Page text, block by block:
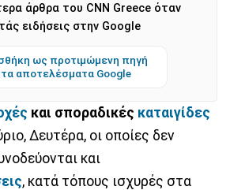
άρθρα του CNN Greece όταν
ειδήσεις στην Google
ως προτιμώμενη πηγή
αποτελέσματα Google
και σποραδικές καταιγίδες
Δευτέρα, οι οποίες δεν
και
, κατά τόπους ισχυρές στα